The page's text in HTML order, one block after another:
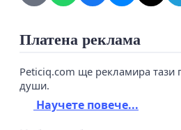
Платена реклама
Peticiq.com ще рекламира тази
души.
Научете повече...